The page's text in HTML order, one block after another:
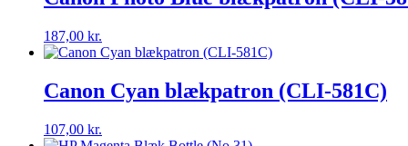
187,00 kr.
Canon Cyan blækpatron (CLI-581C)
107,00 kr.